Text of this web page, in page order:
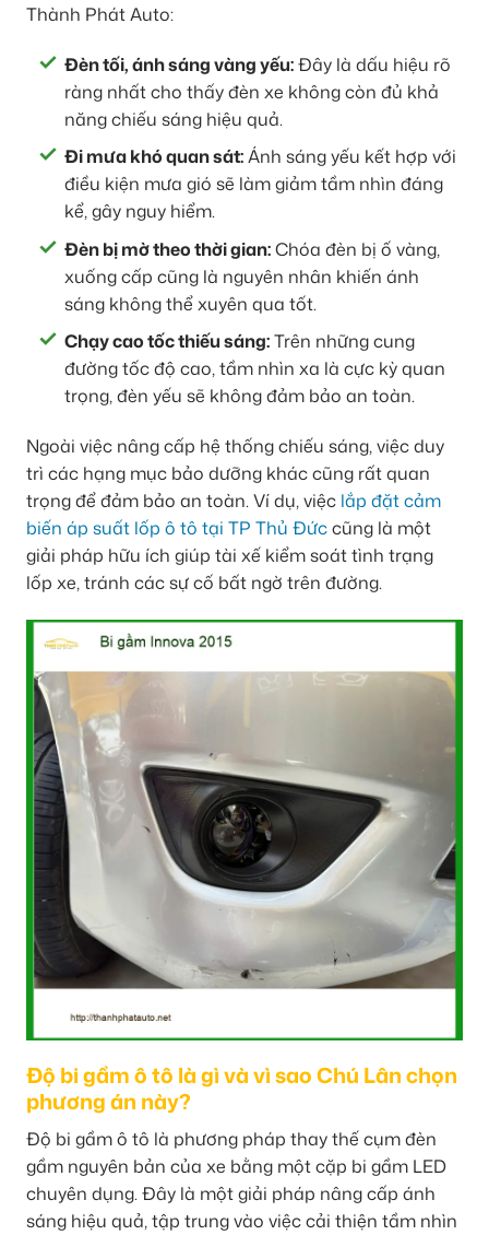
Thành Phát Auto:
Đèn tối, ánh sáng vàng yếu:Đây là dấu hiệu rõ
ràng nhất cho thấy đèn xe không còn đủ khả
năng chiếu sáng hiệu quả.
Đi mưa khó quan sát:Ánh sáng yếu kết hợp với
điều kiện mưa gió sẽ làm giảm tầm nhìn đáng
kể, gây nguy hiểm.
Đèn bị mờ theo thời gian:Chóa đèn bị ố vàng,
xuống cấp cũng là nguyên nhân khiến ánh
sáng không thể xuyên qua tốt.
Chạy cao tốc thiếu sáng:Trên những cung
đường tốc độ cao, tầm nhìn xa là cực kỳ quan
trọng, đèn yếu sẽ không đảm bảo an toàn.
Ngoài việc nâng cấp hệ thống chiếu sáng, việc duy
trì các hạng mục bảo dưỡng khác cũng rất quan
trọng để đảm bảo an toàn. Ví dụ, việc lắp đặt cảm
biến áp suất lốp ô tô tại TP Thủ Đứccũng là một
giải pháp hữu ích giúp tài xế kiểm soát tình trạng
lốp xe, tránh các sự cố bất ngờ trên đường.
Độ bi gầm ô tô là gì và vì sao Chú Lân chọn
phương án này?
Độ bi gầm ô tô là phương pháp thay thế cụm đèn
gầm nguyên bản của xe bằng một cặp bi gầm LED
chuyên dụng. Đây là một giải pháp nâng cấp ánh
sáng hiệu quả, tập trung vào việc cải thiện tầm nhìn